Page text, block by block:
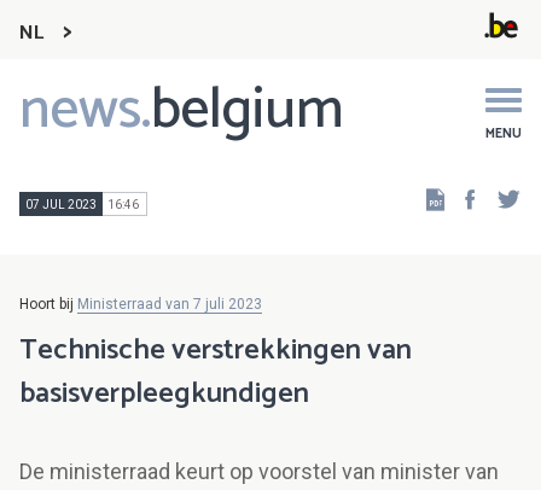
NL
news.belgium MENU
Main
navigation
07 JUL 2023 16:46
Hoort bij Ministerraad van 7 juli 2023
Technische verstrekkingen van
basisverpleegkundigen
De ministerraad keurt op voorstel van minister van